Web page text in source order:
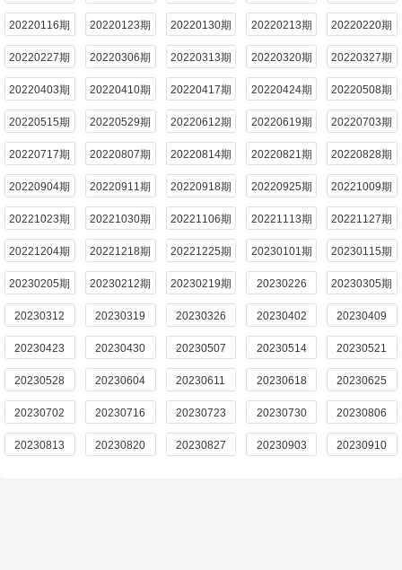
20220116期 20220123期 20220130期 20220213期 20220220期
20220227期 20220306期 20220313期 20220320期 20220327期
20220403期 20220410期 20220417期 20220424期 20220508期
20220515期 20220529期 20220612期 20220619期 20220703期
20220717期 20220807期 20220814期 20220821期 20220828期
20220904期 20220911期 20220918期 20220925期 20221009期
20221023期 20221030期 20221106期 20221113期 20221127期
20221204期 20221218期 20221225期 20230101期 20230115期
20230205期 20230212期 20230219期 20230226 20230305期
20230312 20230319 20230326 20230402 20230409
20230423 20230430 20230507 20230514 20230521
20230528 20230604 20230611 20230618 20230625
20230702 20230716 20230723 20230730 20230806
20230813 20230820 20230827 20230903 20230910